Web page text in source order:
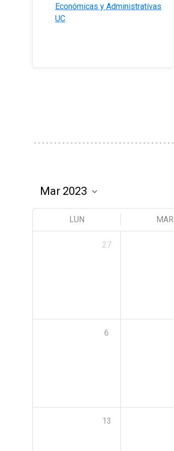
Económicas y Administrativas
UC
LUN MAR
27
6
13